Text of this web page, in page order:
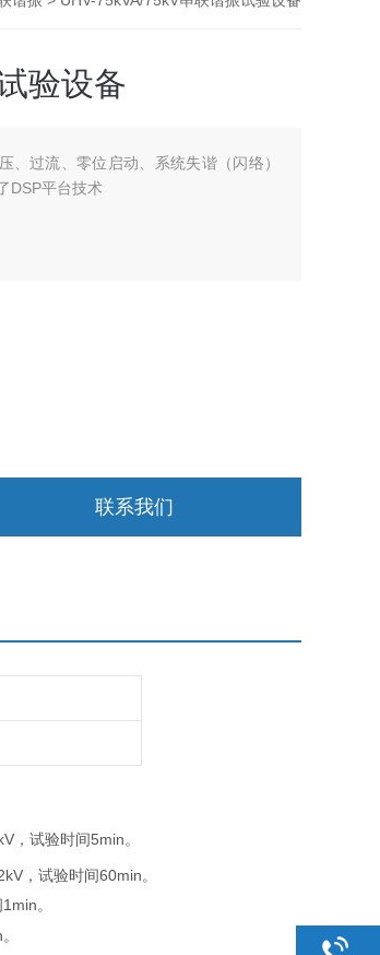
验设备
、过流、零位启动、系统失谐（闪络）
DSP平台技术
联系我们
，试验时间5min。
，试验时间60min。
。